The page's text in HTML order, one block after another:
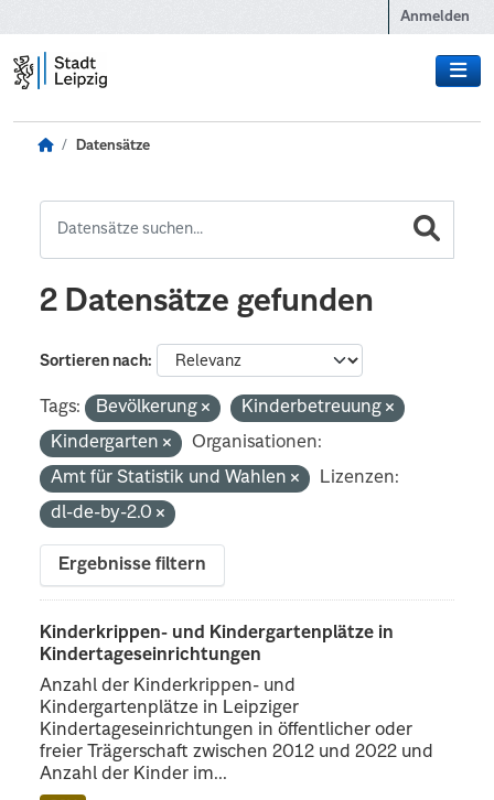
Anmelden
Datensätze
2 Datensätze gefunden
Sortieren nach
Tags: Bevölkerung
Kinderbetreuung
Kindergarten
Organisationen:
Amt für Statistik und Wahlen
Lizenzen:
dl-de-by-2.0
Ergebnisse filtern
Kinderkrippen- und Kindergartenplätze in
Kindertageseinrichtungen
Anzahl der Kinderkrippen- und
Kindergartenplätze in Leipziger
Kindertageseinrichtungen in öffentlicher oder
freier Trägerschaft zwischen 2012 und 2022 und
Anzahl der Kinder im...